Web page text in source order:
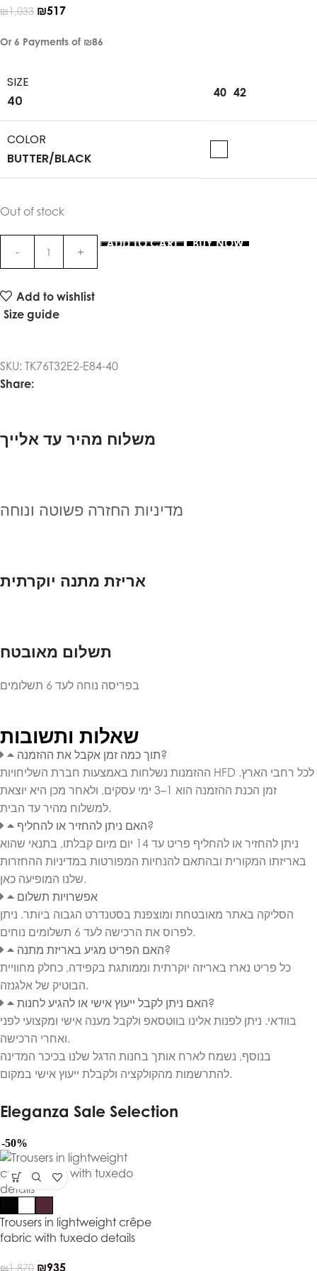
₪1,033 ₪517
Or 6 Payments of ₪86
SIZE
40
40 42
COLOR
BUTTER/BLACK
Out of stock
ADD TO CART BUY NOW
Add to wishlist
Size guide
SKU: TK76T32E2-E84-40
Share:
משלוח מהיר עד אלייך
מדיניות החזרה פשוטה ונוחה
אריזת מתנה יוקרתית
תשלום מאובטח
בפריסה נוחה לעד 6 תשלומים
שאלות ותשובות
תוך כמה זמן אקבל את ההזמנה?
ההזמנות נשלחות באמצעות חברת השליחויות HFD לכל רחבי הארץ.
זמן הכנת ההזמנה הוא 1–3 ימי עסקים, ולאחר מכן היא יוצאת
למשלוח מהיר עד הבית.
האם ניתן להחזיר או להחליף?
ניתן להחזיר או להחליף פריט עד 14 יום מיום קבלתו, בתנאי שהוא
באריזתו המקורית ובהתאם להנחיות המפורטות במדיניות ההחזרות
שלנו המופיעה כאן.
אפשרויות תשלום
הסליקה באתר מאובטחת ומוצפנת בסטנדרט הגבוה ביותר. ניתן
לפרוס את הרכישה לעד 6 תשלומים נוחים.
האם הפריט מגיע באריזת מתנה?
כל פריט נארז באריזה יוקרתית וממותגת בקפידה, כחלק מחוויית
הבוטיק של אלגנזה.
האם ניתן לקבל ייעוץ אישי או להגיע לחנות?
בוודאי. ניתן לפנות אלינו בווטסאפ ולקבל מענה אישי ומקצועי לפני
ואחרי הרכישה.
בנוסף, נשמח לארח אותך בחנות הדגל שלנו בכיכר המדינה
להתרשמות מהקולקציה ולקבלת ייעוץ אישי במקום.
Eleganza Sale Selection
-50%
Trousers in lightweight crêpe
fabric with tuxedo details
₪1,870 ₪935